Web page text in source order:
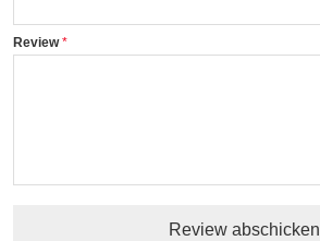
Review
Review abschicken